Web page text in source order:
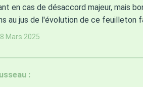
en cas de désaccord majeur, mais
au jus de l'évolution de ce feuilleton
Mars 2025
: